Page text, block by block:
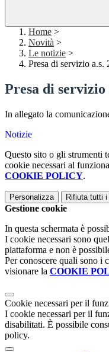
Home >
Novità >
Le notizie >
Presa di servizio a.s.
Presa di servizio
In allegato la
Notizie
Questo sito o gli strumenti
cookie necessari al
COOKIE POLICY.
Personalizza Rifiuta tutti i
Gestione cookie
In questa schermata è
I cookie necessari sono
piattaforma e non è
Per conoscere quali sono i
visionare la COOKIE
Cookie necessari per il
I cookie necessari per il
disabilitati. È possibile
policy.